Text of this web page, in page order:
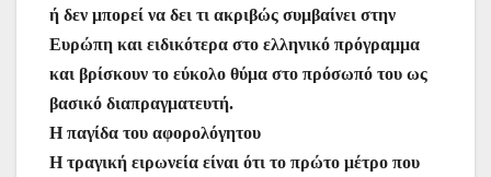
ή δεν μπορεί να δει τι ακριβώς συμβαίνει στην
Ευρώπη και ειδικότερα στο ελληνικό πρόγραμμα
και βρίσκουν το εύκολο θύμα στο πρόσωπό του ως
βασικό διαπραγματευτή.
Η παγίδα του αφορολόγητου
Η τραγική ειρωνεία είναι ότι το πρώτο μέτρο που